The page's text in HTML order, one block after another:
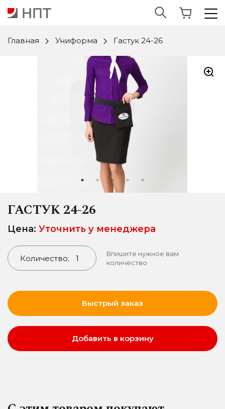
Главная Униформа Гастук 24-26
ГАСТУК 24-26
Цена: Уточнить у менеджера
Количество:
Впишите нужное вам
количество
Быстрый заказ
Добавить в корзину